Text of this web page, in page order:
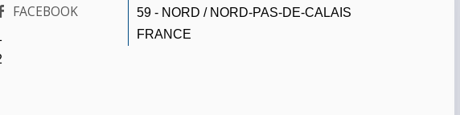
FACEBOOK
59 - NORD / NORD-PAS-DE-CALAIS
FRANCE